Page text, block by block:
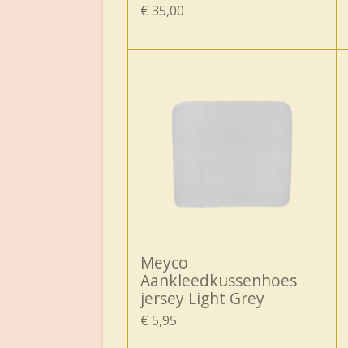
€ 35,00
Meyco
Aankleedkussenhoes
jersey Light Grey
€ 5,95